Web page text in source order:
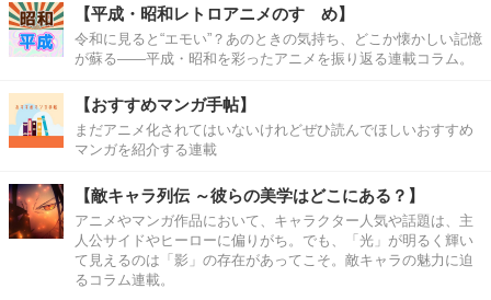
【平成・昭和レトロアニメのすゝめ】
令和に見ると“エモい”？あのときの気持ち、どこか懐かしい記憶
が蘇る――平成・昭和を彩ったアニメを振り返る連載コラム。
【おすすめマンガ手帖】
まだアニメ化されてはいないけれどぜひ読んでほしいおすすめ
マンガを紹介する連載
【敵キャラ列伝 ～彼らの美学はどこにある？】
アニメやマンガ作品において、キャラクター人気や話題は、主
人公サイドやヒーローに偏りがち。でも、「光」が明るく輝い
て見えるのは「影」の存在があってこそ。敵キャラの魅力に迫
るコラム連載。